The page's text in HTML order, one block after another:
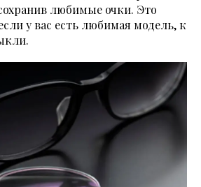
любимые очки. Это
у вас есть любимая модель, к